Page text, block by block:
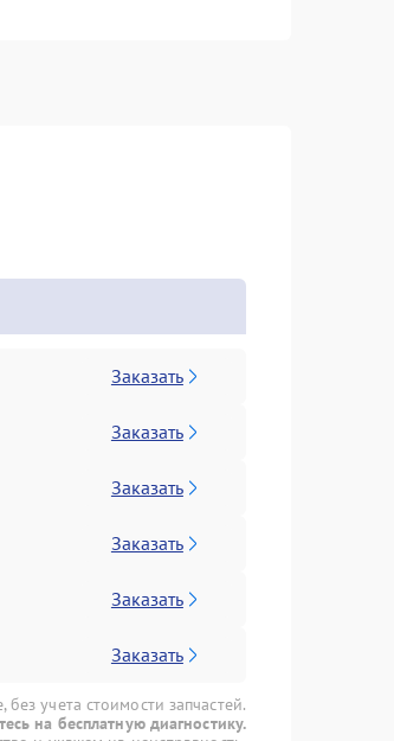
Заказать
Заказать
Заказать
Заказать
Заказать
Заказать
учета стоимости запчастей.
на бесплатную диагностику.